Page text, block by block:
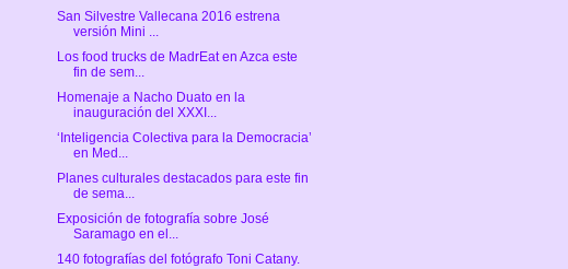
San Silvestre Vallecana 2016 estrena
versión Mini ...
Los food trucks de MadrEat en Azca este
fin de sem...
Homenaje a Nacho Duato en la
inauguración del XXXI...
‘Inteligencia Colectiva para la Democracia’
en Med...
Planes culturales destacados para este fin
de sema...
Exposición de fotografía sobre José
Saramago en el...
140 fotografías del fotógrafo Toni Catany.